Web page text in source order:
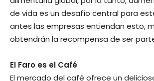
de vida es un desafío central para
antes las empresas entiendan esto,
obtendrán la recompensa de ser
El Faro es el Café
El mercado del café ofrece un